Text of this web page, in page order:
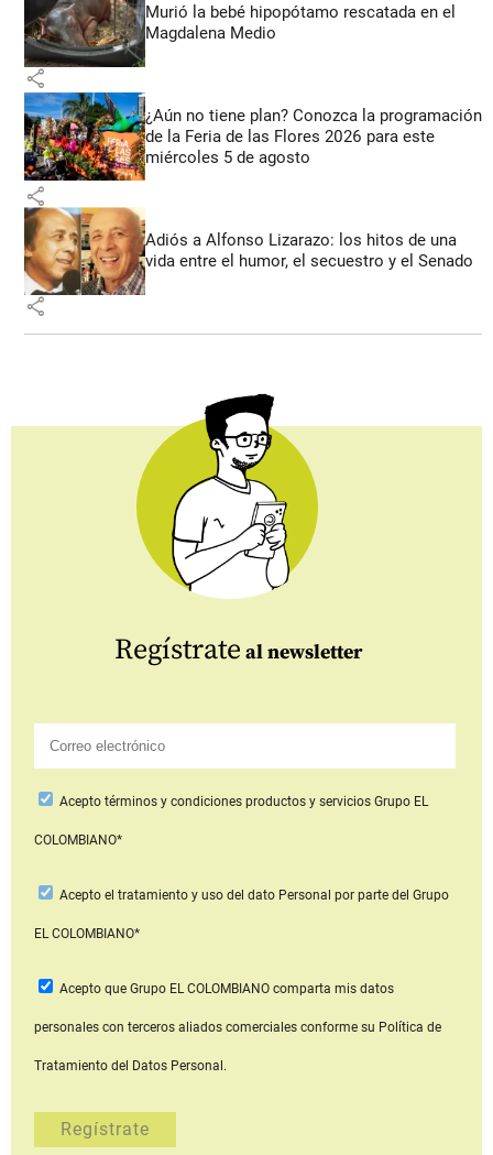
Murió la bebé hipopótamo rescatada en el
Magdalena Medio
share
¿Aún no tiene plan? Conozca la programación
de la Feria de las Flores 2026 para este
miércoles 5 de agosto
share
Adiós a Alfonso Lizarazo: los hitos de una
vida entre el humor, el secuestro y el Senado
share
Regístrate al newsletter
Aceptotérminos y condiciones productos y serviciosGrupo EL
COLOMBIANO*
Acepto el tratamiento y uso del dato Personal por parte del Grupo
EL COLOMBIANO*
Acepto que Grupo EL COLOMBIANOcomparta mis datos
personales con terceros aliados comerciales conforme su Política de
Tratamiento del Datos Personal.